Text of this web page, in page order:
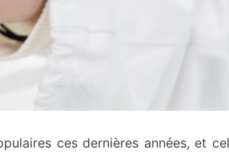
ces dernières années, et